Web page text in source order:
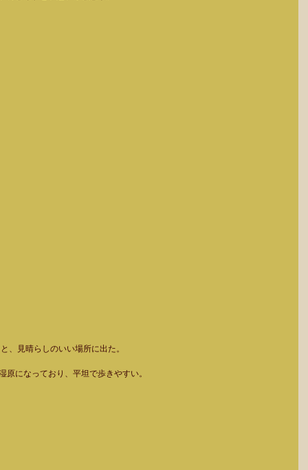
、見晴らしのいい場所に出た。
原になっており、平坦で歩きやすい。